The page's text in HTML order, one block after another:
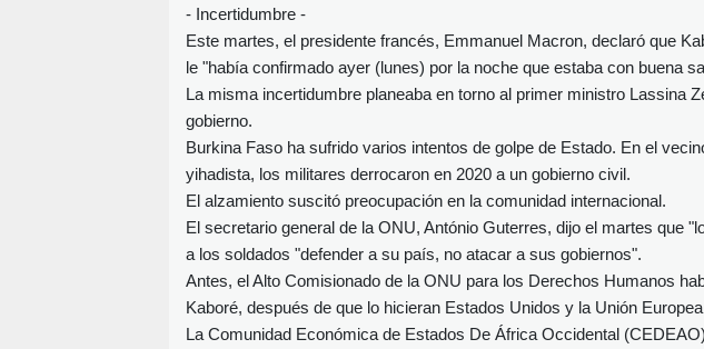
- Incertidumbre -
Este martes, el presidente francés, Emmanuel Macron, declaró que
le "había confirmado ayer (lunes) por la noche que estaba con buena
La misma incertidumbre planeaba en torno al primer ministro Lassina
gobierno.
Burkina Faso ha sufrido varios intentos de golpe de Estado. En el
yihadista, los militares derrocaron en 2020 a un gobierno civil.
El alzamiento suscitó preocupación en la comunidad internacional.
El secretario general de la ONU, António Guterres, dijo el martes que
a los soldados "defender a su país, no atacar a sus gobiernos".
Antes, el Alto Comisionado de la ONU para los Derechos Humanos
Kaboré, después de que lo hicieran Estados Unidos y la Unión
La Comunidad Económica de Estados De África Occidental